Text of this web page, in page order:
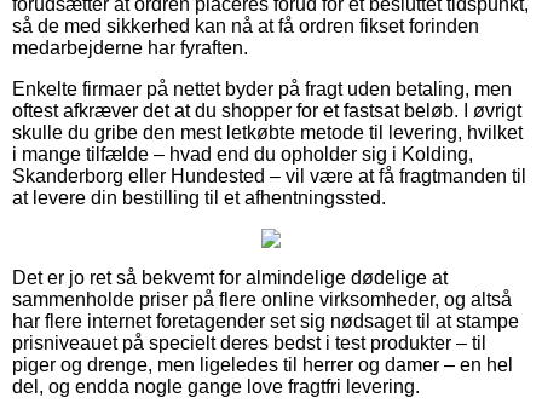
så de med sikkerhed kan nå at få ordren fikset forinden
medarbejderne har fyraften.
Enkelte firmaer på nettet byder på fragt uden betaling, men
oftest afkræver det at du shopper for et fastsat beløb. I øvrigt
skulle du gribe den mest letkøbte metode til levering, hvilket
i mange tilfælde – hvad end du opholder sig i Kolding,
Skanderborg eller Hundested – vil være at få fragtmanden til
at levere din bestilling til et afhentningssted.
Det er jo ret så bekvemt for almindelige dødelige at
sammenholde priser på flere online virksomheder, og altså
har flere internet foretagender set sig nødsaget til at stampe
prisniveauet på specielt deres bedst i test produkter – til
piger og drenge, men ligeledes til herrer og damer – en hel
del, og endda nogle gange love fragtfri levering.